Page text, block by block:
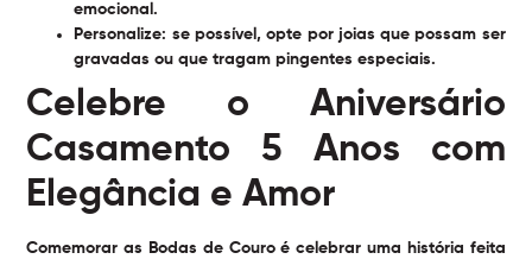
emocional.
Personalize: se possível, opte por joias que possam ser
gravadas ou que tragam pingentes especiais.
Celebre o Aniversário
Casamento 5 Anos com
Elegância e Amor
Comemorar as Bodas de Couro é celebrar uma história feita